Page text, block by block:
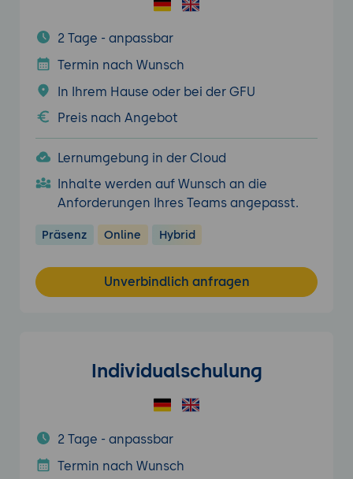
2 Tage - anpassbar
Termin nach Wunsch
In Ihrem Hause oder bei der GFU
Preis nach Angebot
Lernumgebung in der Cloud
Inhalte werden auf Wunsch an die
Anforderungen Ihres Teams angepasst.
Präsenz Online Hybrid
Unverbindlich anfragen
Individualschulung
2 Tage - anpassbar
Termin nach Wunsch